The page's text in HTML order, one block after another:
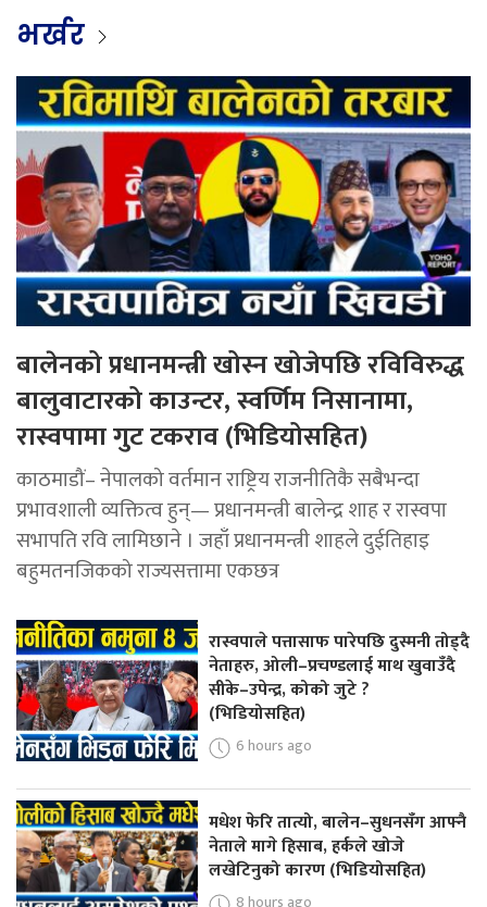
भर्खर
बालेनको प्रधानमन्त्री खोस्न खोजेपछि रविविरुद्ध
बालुवाटारको काउन्टर, स्वर्णिम निसानामा,
रास्वपामा गुट टकराव (भिडियोसहित)
काठमाडौं– नेपालको वर्तमान राष्ट्रिय राजनीतिकै सबैभन्दा
प्रभावशाली व्यक्तित्व हुन्— प्रधानमन्त्री बालेन्द्र शाह र रास्वपा
सभापति रवि लामिछाने । जहाँ प्रधानमन्त्री शाहले दुईतिहाइ
बहुमतनजिकको राज्यसत्तामा एकछत्र
रास्वपाले पत्तासाफ पारेपछि दुस्मनी तोड्दै
नेताहरु, ओली–प्रचण्डलाई माथ खुवाउँदै
सीके–उपेन्द्र, कोको जुटे ?
(भिडियोसहित)
6 hours ago
मधेश फेरि तात्यो, बालेन–सुधनसँग आफ्नै
नेताले मागे हिसाब, हर्कले खोजे
लखेटिनुको कारण (भिडियोसहित)
8 hours ago